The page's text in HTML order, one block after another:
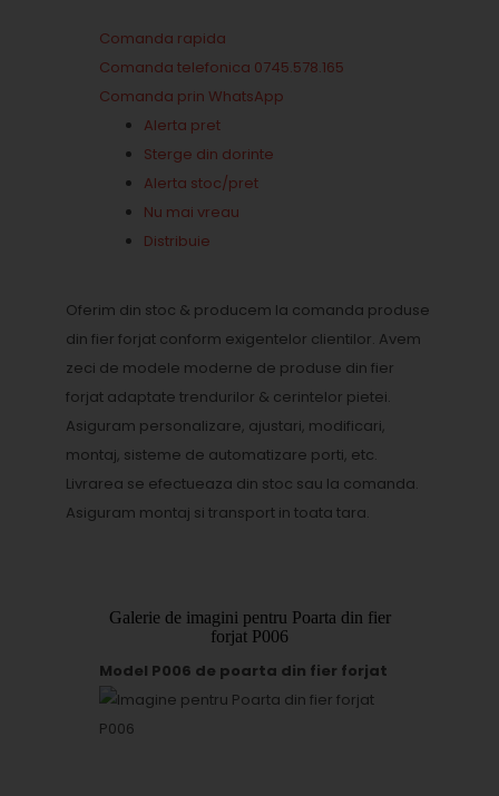
Comanda rapida
Comanda telefonica 0745.578.165
Comanda prin WhatsApp
Alerta pret
Sterge din dorinte
Alerta stoc/pret
Nu mai vreau
Distribuie
Oferim din stoc & producem la comanda produse
din fier forjat conform exigentelor clientilor. Avem
zeci de modele moderne de produse din fier
forjat adaptate trendurilor & cerintelor pietei.
Asiguram personalizare, ajustari, modificari,
montaj, sisteme de automatizare porti, etc.
Livrarea se efectueaza din stoc sau la comanda.
Asiguram montaj si transport in toata tara.
Galerie de imagini pentru Poarta din fier
forjat P006
Model P006 de poarta din fier forjat